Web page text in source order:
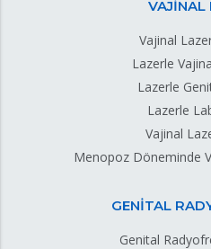
VAJİNAL
Vajinal
Lazerle
Lazerle
Lazerle
Vajinal
Menopoz Döneminde
GENİTAL
Genital